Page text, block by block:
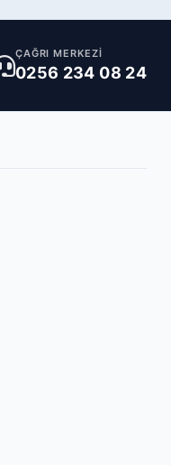
ÇAĞRI MERKEZİ
0256 234 08 24